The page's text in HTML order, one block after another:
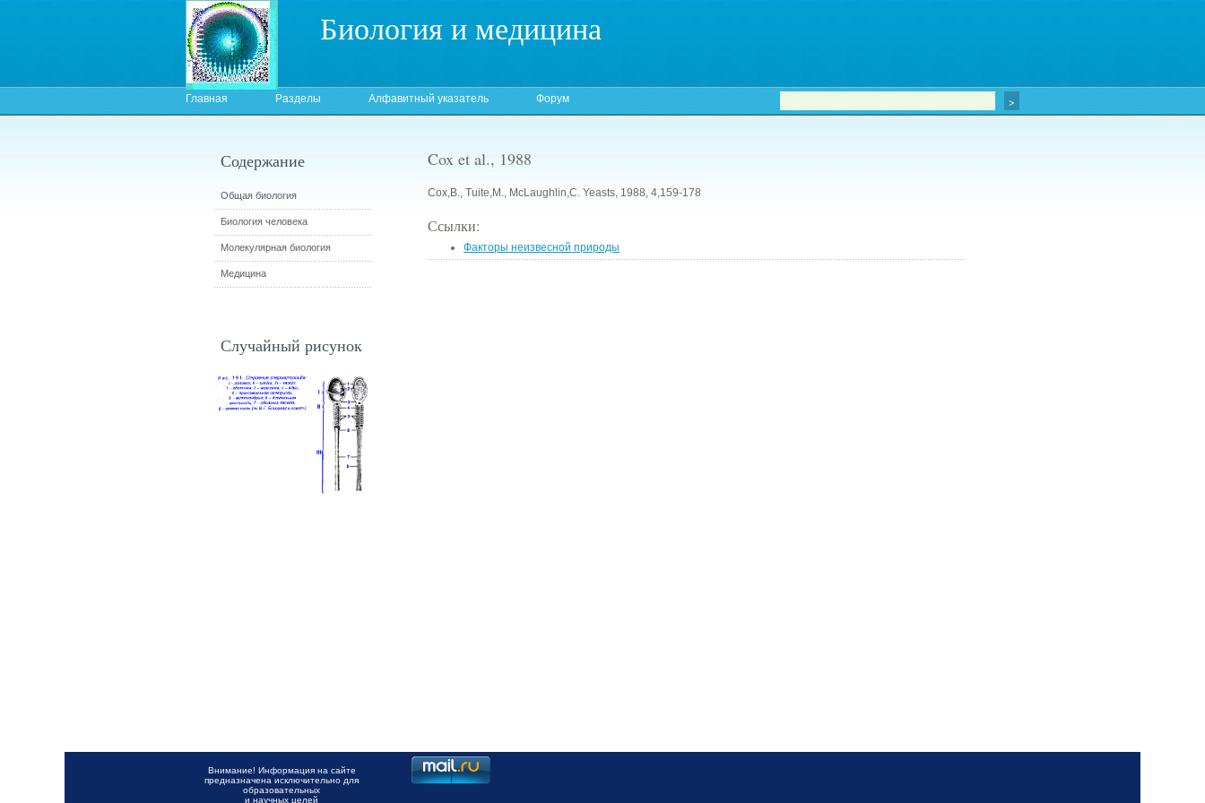
Биология и медицина
Главная Разделы Алфавитный указатель Форум
Cox et al., 1988
Cox,B., Tuite,M., McLaughlin,C. Yeasts, 1988, 4,159-178
Ссылки:
Факторы неизвесной природы
Содержание
Общая биология
Биология человека
Молекулярная биология
Медицина
Случайный рисунок
Внимание! Информация на сайте
предназначена исключительно для
образовательных
и научных целей